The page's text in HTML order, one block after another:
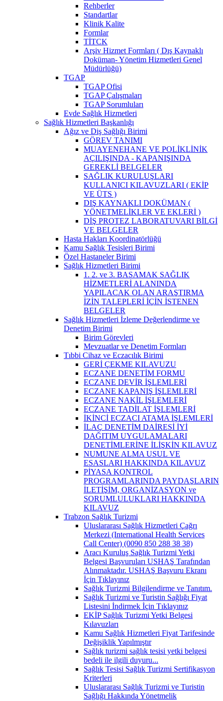
Rehberler
Standartlar
Klinik Kalite
Formlar
TİTCK
Arşiv Hizmet Formları ( Dış Kaynaklı
Doküman- Yönetim Hizmetleri Genel
Müdürlüğü)
TGAP
TGAP Ofisi
TGAP Çalışmaları
TGAP Sorumluları
Evde Sağlık Hizmetleri
Sağlık Hizmetleri Başkanlığı
Ağız ve Diş Sağlığı Birimi
GÖREV TANIMI
MUAYENEHANE VE POLİKLİNİK
AÇILIŞINDA - KAPANIŞINDA
GEREKLİ BELGELER
SAĞLIK KURULUŞLARI
KULLANICI KILAVUZLARI ( EKİP
VE ÜTS )
DIŞ KAYNAKLI DOKÜMAN (
YÖNETMELİKLER VE EKLERİ )
DİŞ PROTEZ LABORATUVARI BİLGİ
VE BELGELER
Hasta Hakları Koordinatörlüğü
Kamu Sağlık Tesisleri Birimi
Özel Hastaneler Birimi
Sağlık Hizmetleri Birimi
1. 2. ve 3. BASAMAK SAĞLIK
HİZMETLERİ ALANINDA
YAPILACAK OLAN ARAŞTIRMA
İZİN TALEPLERİ İÇİN İSTENEN
BELGELER
Sağlık Hizmetleri İzleme Değerlendirme ve
Denetim Birimi
Birim Görevleri
Mevzuatlar ve Denetim Formları
Tıbbi Cihaz ve Eczacılık Birimi
GERİ ÇEKME KILAVUZU
ECZANE DENETİM FORMU
ECZANE DEVİR İŞLEMLERİ
ECZANE KAPANIŞ İŞLEMLERİ
ECZANE NAKİL İŞLEMLERİ
ECZANE TADİLAT İŞLEMLERİ
İKİNCİ ECZACI ATAMA İŞLEMLERİ
İLAÇ DENETİM DAİRESİ İYİ
DAĞITIM UYGULAMALARI
DENETİMLERİNE İLİŞKİN KILAVUZ
NUMUNE ALMA USUL VE
ESASLARI HAKKINDA KILAVUZ
PİYASA KONTROL
PROGRAMLARINDA PAYDAŞLARIN
İLETİŞİM, ORGANİZASYON ve
SORUMLULUKLARI HAKKINDA
KILAVUZ
Trabzon Sağlık Turizmi
Uluslararası Sağlık Hizmetleri Çağrı
Merkezi (International Health Services
Call Center) (0090 850 288 38 38)
Aracı Kuruluş Sağlık Turizmi Yetki
Belgesi Başvuruları USHAŞ Tarafından
Alınmaktadır. USHAŞ Başvuru Ekranı
İçin Tıklayınız
Sağlık Turizmi Bilgilendirme ve Tanıtım.
Sağlık Turizmi ve Turistin Sağlığı Fiyat
Listesini İndirmek İçin Tıklayınız
EKİP Sağlık Turizmi Yetki Belgesi
Kılavuzları
Kamu Sağlık Hizmetleri Fiyat Tarifesinde
Değişiklik Yapılmıştır
Sağlık turizmi sağlık tesisi yetki belgesi
bedeli ile ilgili duyuru...
Sağlık Tesisi Sağlık Turizmi Sertifikasyon
Kriterleri
Uluslararası Sağlık Turizmi ve Turistin
Sağlığı Hakkında Yönetmelik